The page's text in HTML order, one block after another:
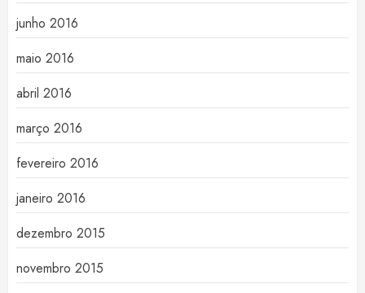
junho 2016
maio 2016
abril 2016
março 2016
fevereiro 2016
janeiro 2016
dezembro 2015
novembro 2015